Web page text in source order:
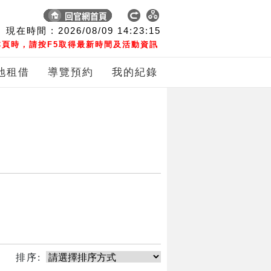
現在時間 : 2026/08/09 14:23:15
時，請按F5取得最新時間及活動資訊
租借 導覽預約 我的紀錄
排序: